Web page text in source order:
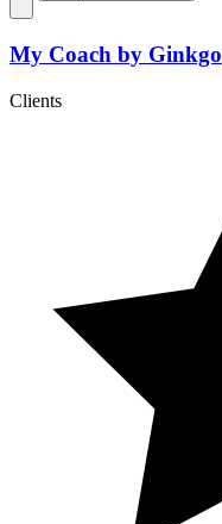
My Coach by Ginkgo
Clients